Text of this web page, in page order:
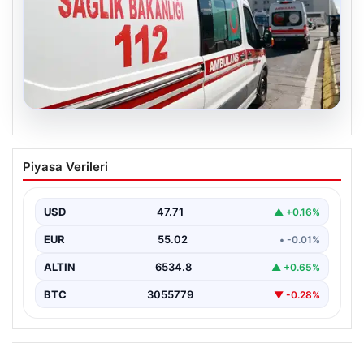
05.08.2026
Diyarbakır’da Silahlı Çatışma: 1 Ölü, 1
Yaralı
bölge sakinlerini korkuttu. Olay, iki grup arasında
uzun…
Piyasa Verileri
USD 47.71 ▲ +0.16%
EUR 55.02 • -0.01%
ALTIN 6534.8 ▲ +0.65%
BTC 3055779 ▼ -0.28%